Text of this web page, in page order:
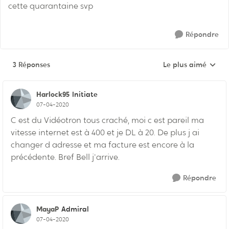
cette quarantaine svp
Répondre
3 Réponses Réponses triées
Le plus aimé
Harlock95 Initiate
07-04-2020
C est du Vidéotron tous craché, moi c est pareil ma
vitesse internet est à 400 et je DL à 20. De plus j ai
changer d adresse et ma facture est encore à la
précédente. Bref Bell j'arrive.
Répondre
MayaP Admiral
07-04-2020